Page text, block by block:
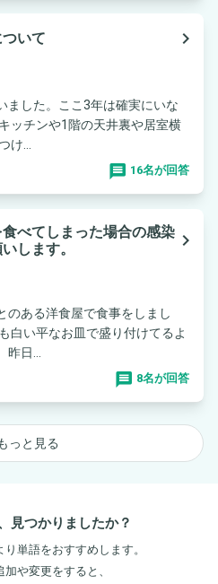
いて
navigate_next
ました。ここ3年は確実にいな
ッチンや1階の天井裏や居室横
...
16名が回答
べてしまった場合の感染
します。
navigate_next
のある洋食屋で食事をしまし
日...
8名が回答
っと見る
見つかりましたか？
単語をおすすめします。
や変更をすると、